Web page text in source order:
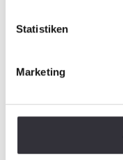
Statistiken
Marketing